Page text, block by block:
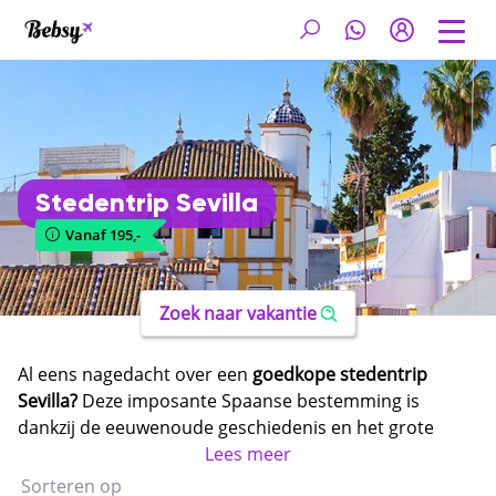
Stedentrip Sevilla
Vanaf 195,-
Zoek naar vakantie
Al eens nagedacht over een goedkope stedentrip
Sevilla? Deze imposante Spaanse bestemming is
dankzij de eeuwenoude geschiedenis en het grote
aantal zonuren de ideale bestemming voor een
citytrip. Wist je bijvoorbeeld dat Sevilla over het
Lees meer
Sorteren op